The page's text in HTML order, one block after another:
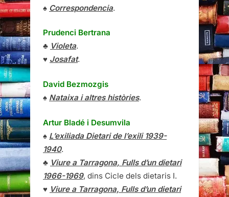
♠ Correspondencia.
Prudenci Bertrana
♣ Violeta.
♥ Josafat.
David Bezmozgis
♠ Nataixa i altres històries.
Artur Bladé i Desumvila
♠ L’exiliada Dietari de l’exili 1939-
1940.
♣ Viure a Tarragona, Fulls d’un dietari
1966-1969, dins Cicle dels dietaris I.
♥ Viure a Tarragona, Fulls d’un dietari